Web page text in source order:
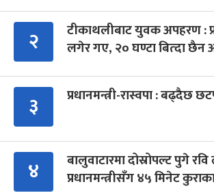
२
टीकाथलीबाट युवक अपहरण :
लगेर गए, २० घण्टा बित्दा छैन
३ प्रधानमन्त्री-रास्वपा : बढ्दैछ
४
बालुवाटारमा दोस्रोपल्ट पुगे
प्रधानमन्त्रीसँग ४५ मिनेट